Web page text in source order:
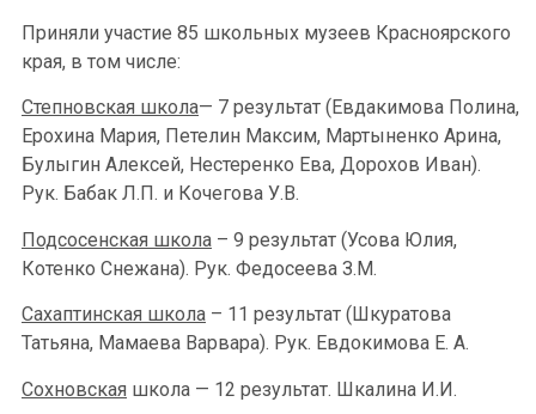
Приняли участие 85 школьных музеев Красноярского
края, в том числе:
Степновская школа— 7 результат (Евдакимова Полина,
Ерохина Мария, Петелин Максим, Мартыненко Арина,
Булыгин Алексей, Нестеренко Ева, Дорохов Иван).
Рук. Бабак Л.П. и Кочегова У.В.
Подсосенская школа – 9 результат (Усова Юлия,
Котенко Снежана). Рук. Федосеева З.М.
Сахаптинская школа – 11 результат (Шкуратова
Татьяна, Мамаева Варвара). Рук. Евдокимова Е. А.
Сохновская школа — 12 результат. Шкалина И.И.